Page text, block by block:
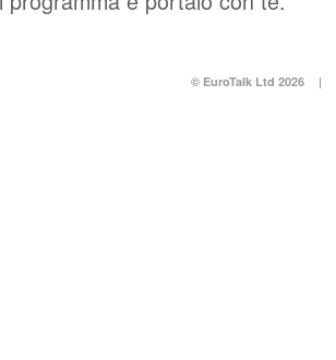
© EuroTalk Ltd 2026 |